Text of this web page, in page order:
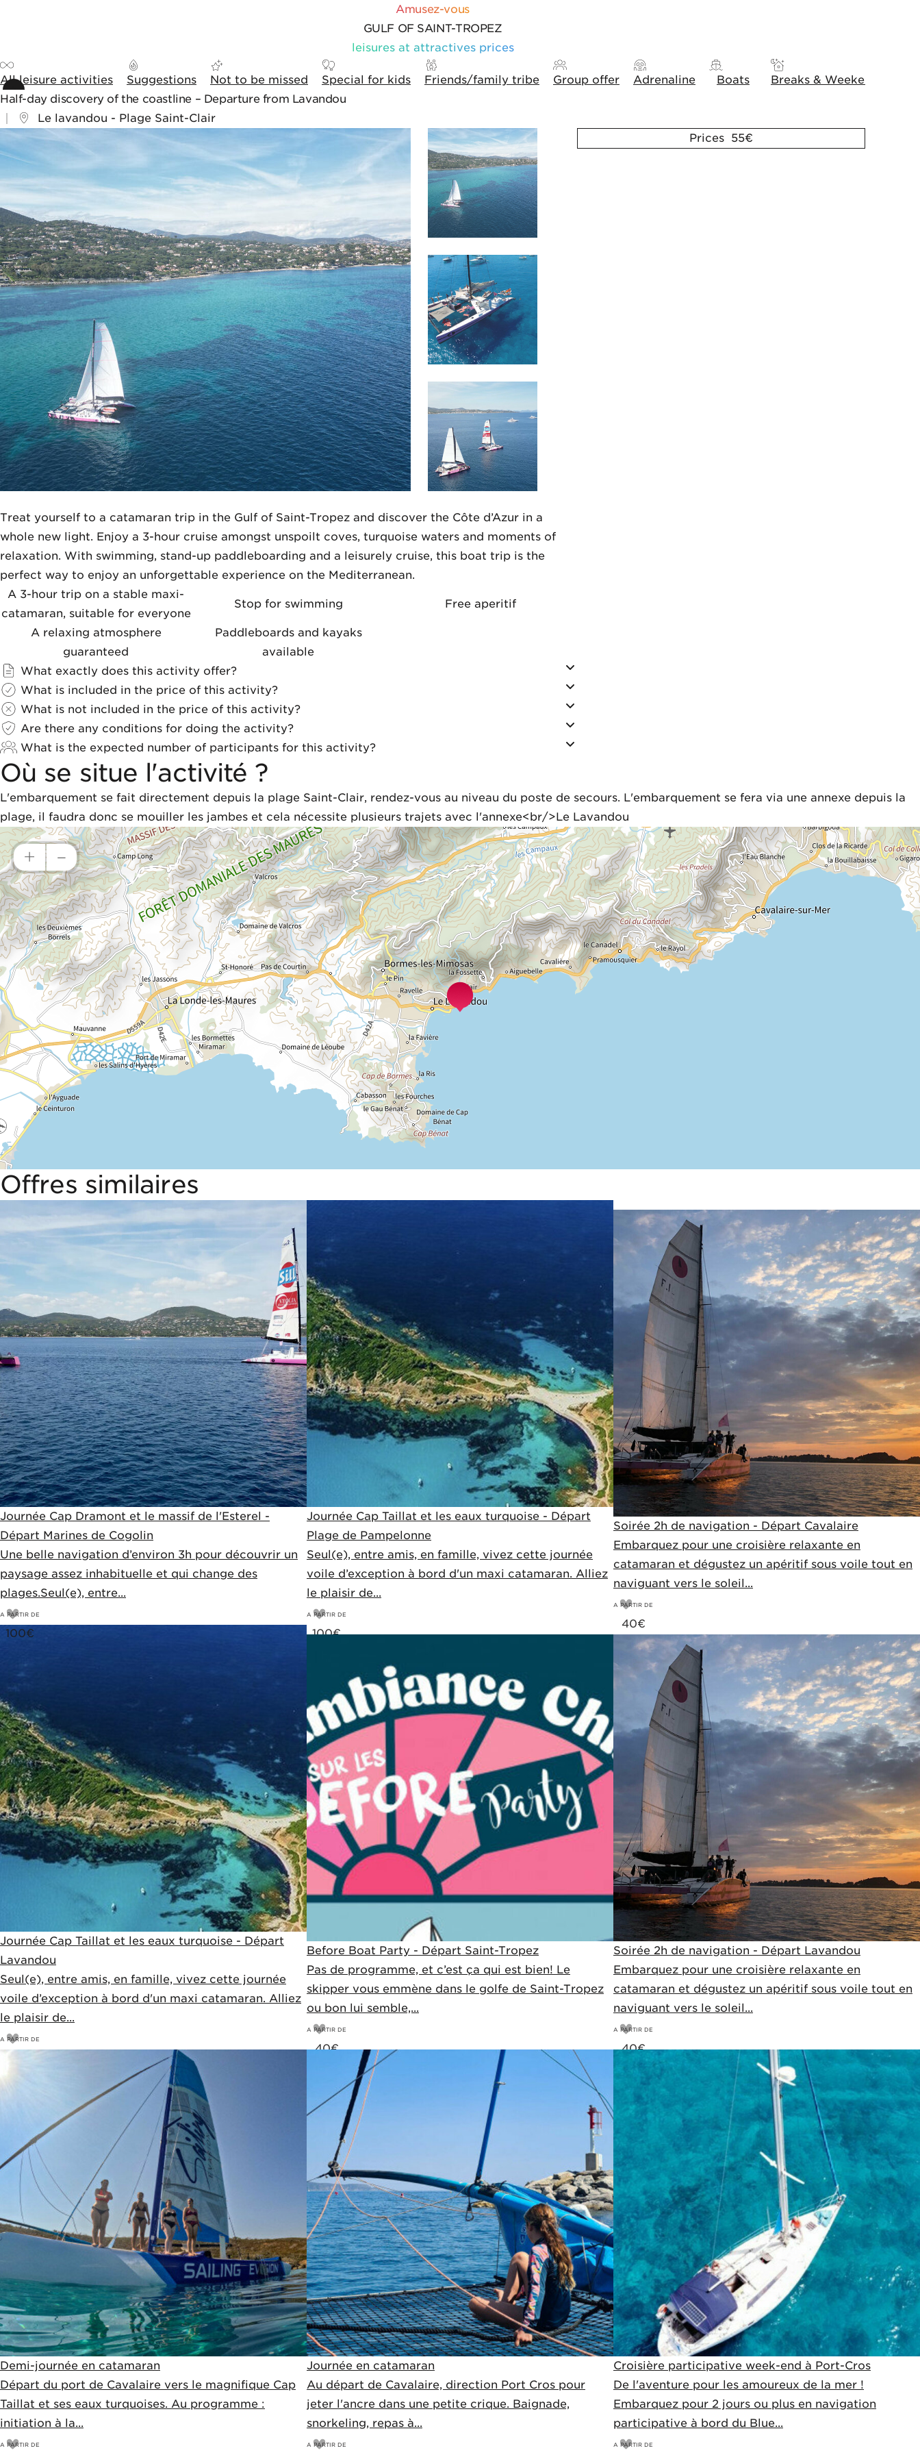
Amusez-vous
GULF OF SAINT-TROPEZ
leisures at attractives prices
All leisure activities Suggestions Not to be missed Special for kids Friends/family tribe Group offer Adrenaline Boats Breaks & Weekends
Half-day discovery of the coastline – Departure from Lavandou
Le lavandou - Plage Saint-Clair
Treat yourself to a catamaran trip in the Gulf of Saint-Tropez and discover the Côte d’Azur in a
whole new light. Enjoy a 3-hour cruise amongst unspoilt coves, turquoise waters and moments of
relaxation. With swimming, stand-up paddleboarding and a leisurely cruise, this boat trip is the
perfect way to enjoy an unforgettable experience on the Mediterranean.
A 3-hour trip on a stable maxi-
catamaran, suitable for everyone
Stop for swimming Free aperitif
A relaxing atmosphere
guaranteed
Paddleboards and kayaks
available
What exactly does this activity offer?
What is included in the price of this activity?
What is not included in the price of this activity?
Are there any conditions for doing the activity?
What is the expected number of participants for this activity?
Prices 55€
Où se situe l'activité ?
L'embarquement se fait directement depuis la plage Saint-Clair, rendez-vous au niveau du poste de secours. L'embarquement se fera via une annexe depuis la
plage, il faudra donc se mouiller les jambes et cela nécessite plusieurs trajets avec l'annexe<br/>Le Lavandou
+ –
Offres similaires
Soirée 2h de navigation - Départ Lavandou
Embarquez pour une croisière relaxante en
catamaran et dégustez un apéritif sous voile tout en
naviguant vers le soleil...
A PARTIR DE
40€
Journée Cap Taillat et les eaux turquoise - Départ
Plage de Pampelonne
Seul(e), entre amis, en famille, vivez cette journée
voile d’exception à bord d'un maxi catamaran. Alliez
le plaisir de...
A PARTIR DE
100€
Journée Cap Taillat et les eaux turquoise - Départ
Lavandou
Seul(e), entre amis, en famille, vivez cette journée
voile d’exception à bord d'un maxi catamaran. Alliez
le plaisir de...
A PARTIR DE
Demi-journée en catamaran
Départ du port de Cavalaire vers le magnifique Cap
Taillat et ses eaux turquoises. Au programme :
initiation à la...
A PARTIR DE
Journée Cap Dramont et le massif de l'Esterel -
Départ Marines de Cogolin
Une belle navigation d’environ 3h pour découvrir un
paysage assez inhabituelle et qui change des
plages.Seul(e), entre...
A PARTIR DE
100€
Soirée 2h de navigation - Départ Cavalaire
Embarquez pour une croisière relaxante en
catamaran et dégustez un apéritif sous voile tout en
naviguant vers le soleil...
A PARTIR DE
40€
Before Boat Party - Départ Saint-Tropez
Pas de programme, et c’est ça qui est bien! Le
skipper vous emmène dans le golfe de Saint-Tropez
ou bon lui semble,...
A PARTIR DE
40€
Croisière participative week-end à Port-Cros
De l'aventure pour les amoureux de la mer !
Embarquez pour 2 jours ou plus en navigation
participative à bord du Blue...
A PARTIR DE
Journée en catamaran
Au départ de Cavalaire, direction Port Cros pour
jeter l'ancre dans une petite crique. Baignade,
snorkeling, repas à...
A PARTIR DE